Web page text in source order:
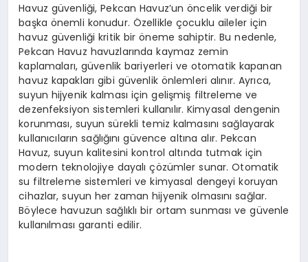
Havuz güvenliği, Pekcan Havuz’un öncelik verdiği bir
başka önemli konudur. Özellikle çocuklu aileler için
havuz güvenliği kritik bir öneme sahiptir. Bu nedenle,
Pekcan Havuz havuzlarında kaymaz zemin
kaplamaları, güvenlik bariyerleri ve otomatik kapanan
havuz kapakları gibi güvenlik önlemleri alınır. Ayrıca,
suyun hijyenik kalması için gelişmiş filtreleme ve
dezenfeksiyon sistemleri kullanılır. Kimyasal dengenin
korunması, suyun sürekli temiz kalmasını sağlayarak
kullanıcıların sağlığını güvence altına alır. Pekcan
Havuz, suyun kalitesini kontrol altında tutmak için
modern teknolojiye dayalı çözümler sunar. Otomatik
su filtreleme sistemleri ve kimyasal dengeyi koruyan
cihazlar, suyun her zaman hijyenik olmasını sağlar.
Böylece havuzun sağlıklı bir ortam sunması ve güvenle
kullanılması garanti edilir.